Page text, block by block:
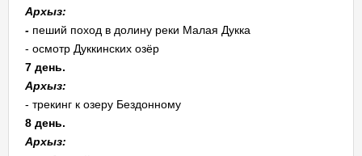
Архыз:
- пеший поход в долину реки Малая Дукка
- осмотр Дуккинских озёр
7 день.
Архыз:
- трекинг к озеру Бездонному
8 день.
Архыз: